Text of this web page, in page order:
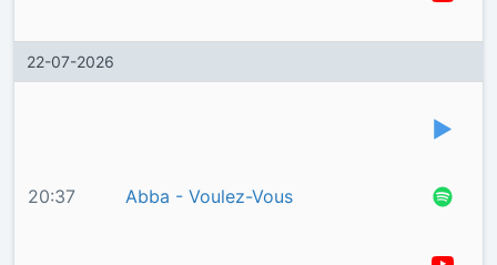
22-07-2026
20:37 Abba - Voulez-Vous